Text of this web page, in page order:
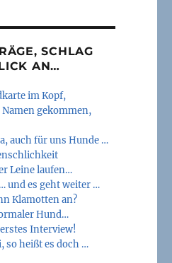
SCHLAG
AN…
im Kopf,
gekommen,
auch für uns Hunde …
Leine laufen…
und es geht weiter …
Klamotten an?
Hund…
Interview!
so heißt es doch …